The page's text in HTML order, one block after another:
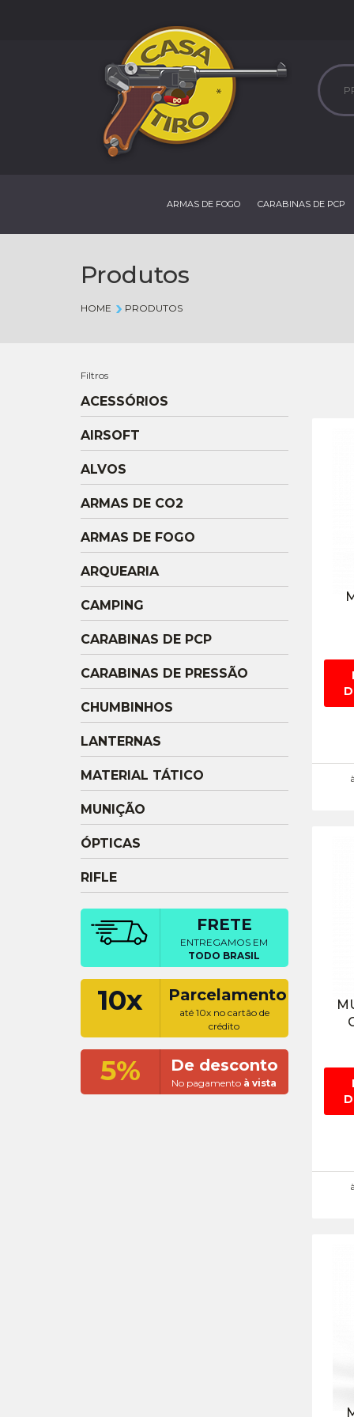
ARMAS DE FOGO CARABINAS DE PCP
Produtos
HOME PRODUTOS
Filtros
ACESSÓRIOS
AIRSOFT
ALVOS
ARMAS DE CO2
ARMAS DE FOGO
ARQUEARIA
CAMPING
CARABINAS DE PCP
CARABINAS DE PRESSÃO
CHUMBINHOS
LANTERNAS
MATERIAL TÁTICO
MUNIÇÃO
ÓPTICAS
RIFLE
FRETE
ENTREGAMOS EM
TODO BRASIL
10x Parcelamento
até 10x no cartão de
crédito
5% De desconto
No pagamento à vista